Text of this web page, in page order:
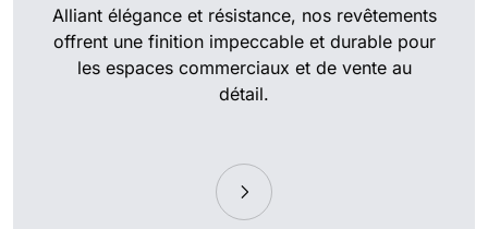
Alliant élégance et résistance, nos revêtements
offrent une finition impeccable et durable pour
les espaces commerciaux et de vente au
détail.